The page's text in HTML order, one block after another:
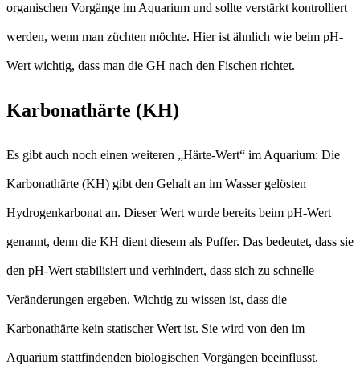
organischen Vorgänge im Aquarium und sollte verstärkt kontrolliert
werden, wenn man züchten möchte. Hier ist ähnlich wie beim pH-
Wert wichtig, dass man die GH nach den Fischen richtet.
Karbonathärte (KH)
Es gibt auch noch einen weiteren „Härte-Wert“ im Aquarium: Die
Karbonathärte (KH) gibt den Gehalt an im Wasser gelösten
Hydrogenkarbonat an. Dieser Wert wurde bereits beim pH-Wert
genannt, denn die KH dient diesem als Puffer. Das bedeutet, dass sie
den pH-Wert stabilisiert und verhindert, dass sich zu schnelle
Veränderungen ergeben. Wichtig zu wissen ist, dass die
Karbonathärte kein statischer Wert ist. Sie wird von den im
Aquarium stattfindenden biologischen Vorgängen beeinflusst.